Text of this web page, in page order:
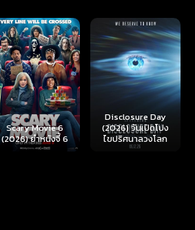
Disclosure Day
(2026) วันเปิดโปง
ไขปริศนาลวงโลก
Backrooms (2026)
นรกห้องลับ